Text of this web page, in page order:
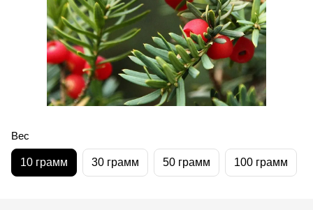
Вес
10 грамм 30 грамм 50 грамм 100 грамм